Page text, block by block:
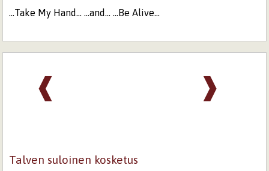
...Take My Hand... ...and... ...Be Alive...
❱
❰
Talven suloinen kosketus